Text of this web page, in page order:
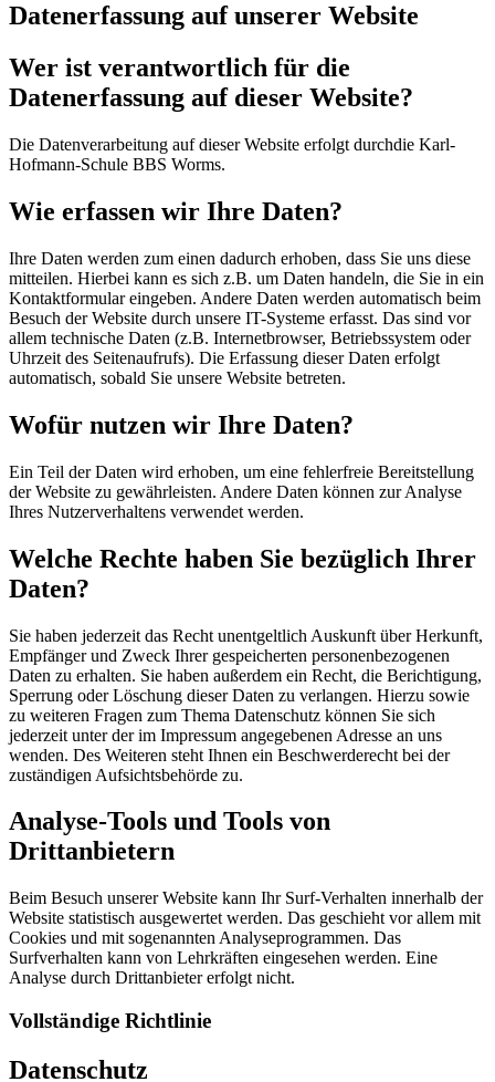
Datenerfassung auf unserer Website
Wer ist verantwortlich für die
Datenerfassung auf dieser Website?
Die Datenverarbeitung auf dieser Website erfolgt durchdie Karl-
Hofmann-Schule BBS Worms.
Wie erfassen wir Ihre Daten?
Ihre Daten werden zum einen dadurch erhoben, dass Sie uns diese
mitteilen. Hierbei kann es sich z.B. um Daten handeln, die Sie in ein
Kontaktformular eingeben. Andere Daten werden automatisch beim
Besuch der Website durch unsere IT-Systeme erfasst. Das sind vor
allem technische Daten (z.B. Internetbrowser, Betriebssystem oder
Uhrzeit des Seitenaufrufs). Die Erfassung dieser Daten erfolgt
automatisch, sobald Sie unsere Website betreten.
Wofür nutzen wir Ihre Daten?
Ein Teil der Daten wird erhoben, um eine fehlerfreie Bereitstellung
der Website zu gewährleisten. Andere Daten können zur Analyse
Ihres Nutzerverhaltens verwendet werden.
Welche Rechte haben Sie bezüglich Ihrer
Daten?
Sie haben jederzeit das Recht unentgeltlich Auskunft über Herkunft,
Empfänger und Zweck Ihrer gespeicherten personenbezogenen
Daten zu erhalten. Sie haben außerdem ein Recht, die Berichtigung,
Sperrung oder Löschung dieser Daten zu verlangen. Hierzu sowie
zu weiteren Fragen zum Thema Datenschutz können Sie sich
jederzeit unter der im Impressum angegebenen Adresse an uns
wenden. Des Weiteren steht Ihnen ein Beschwerderecht bei der
zuständigen Aufsichtsbehörde zu.
Analyse-Tools und Tools von
Drittanbietern
Beim Besuch unserer Website kann Ihr Surf-Verhalten innerhalb der
Website statistisch ausgewertet werden. Das geschieht vor allem mit
Cookies und mit sogenannten Analyseprogrammen. Das
Surfverhalten kann von Lehrkräften eingesehen werden. Eine
Analyse durch Drittanbieter erfolgt nicht.
Vollständige Richtlinie
Datenschutz